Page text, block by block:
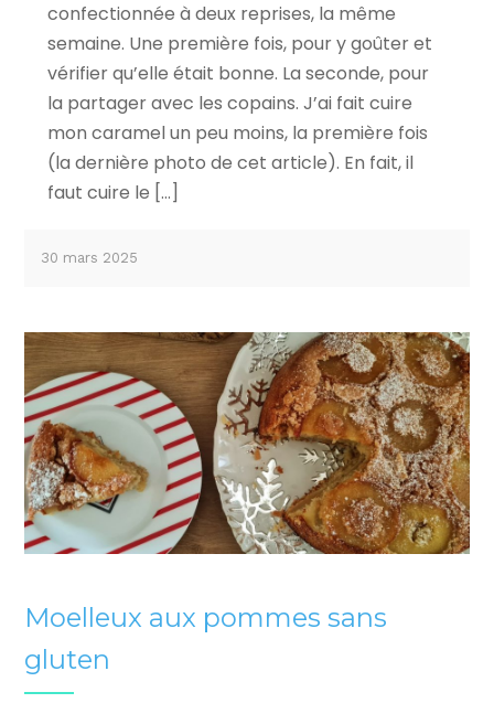
confectionnée à deux reprises, la même
semaine. Une première fois, pour y goûter et
vérifier qu’elle était bonne. La seconde, pour
la partager avec les copains. J’ai fait cuire
mon caramel un peu moins, la première fois
(la dernière photo de cet article). En fait, il
faut cuire le […]
30 mars 2025
Moelleux aux pommes sans
gluten